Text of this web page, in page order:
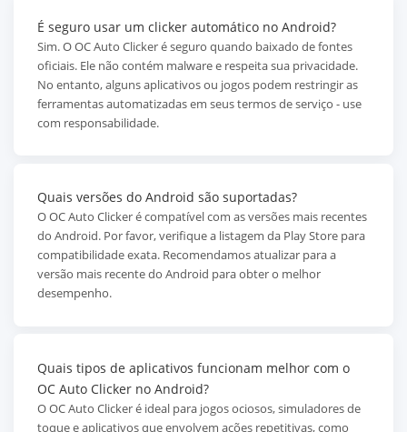
É seguro usar um clicker automático no Android?
Sim. O OC Auto Clicker é seguro quando baixado de fontes
oficiais. Ele não contém malware e respeita sua privacidade.
No entanto, alguns aplicativos ou jogos podem restringir as
ferramentas automatizadas em seus termos de serviço - use
com responsabilidade.
Quais versões do Android são suportadas?
O OC Auto Clicker é compatível com as versões mais recentes
do Android. Por favor, verifique a listagem da Play Store para
compatibilidade exata. Recomendamos atualizar para a
versão mais recente do Android para obter o melhor
desempenho.
Quais tipos de aplicativos funcionam melhor com o
OC Auto Clicker no Android?
O OC Auto Clicker é ideal para jogos ociosos, simuladores de
toque e aplicativos que envolvem ações repetitivas, como